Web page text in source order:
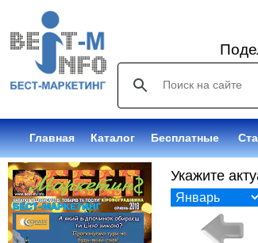
Главная Каталог Бесплатные
Укажите